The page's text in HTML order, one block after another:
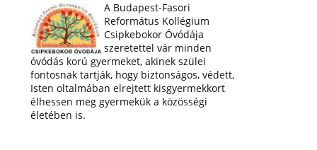
A Budapest-Fasori
Református Kollégium
Csipkebokor Óvódája
szeretettel vár minden
óvódás korú gyermeket, akinek szülei
fontosnak tartják, hogy biztonságos, védett,
Isten oltalmában elrejtett kisgyermekkort
élhessen meg gyermekük a közösségi
életében is.